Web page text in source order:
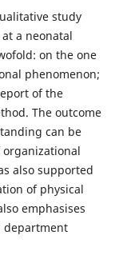
study
a neonatal
on the one
phenomenon;
of the
The outcome
can be
also supported
of physical
emphasises
department